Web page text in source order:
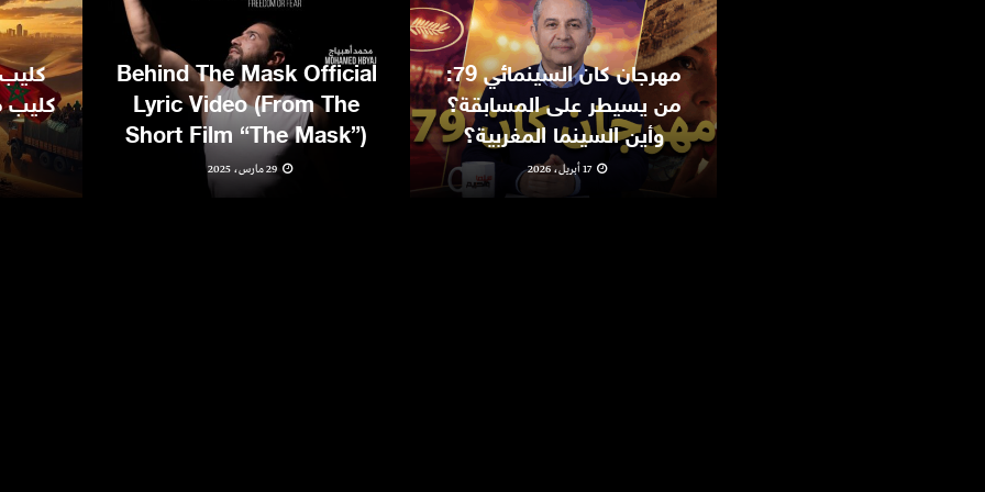
مهرجان كان السينمائي 79:
من يسيطر على المسابقة؟
وأين السينما المغربية؟
17 أبريل، 2026
Behind The Mask Official
Lyric Video (From The
Short Film “The Mask”)
29 مارس، 2025
كليب